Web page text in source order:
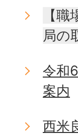
【
局の
令和
案内
西米